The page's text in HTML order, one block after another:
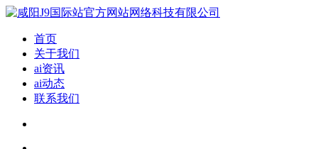
首页
关于我们
ai资讯
ai动态
联系我们